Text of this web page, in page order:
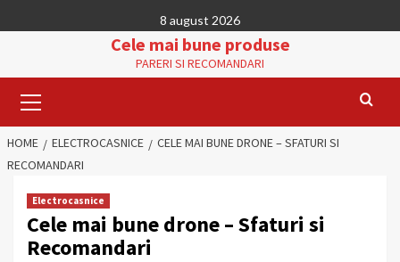
to
8 august 2026
Cele mai bune produse
PARERI SI RECOMANDARI
Menu
HOME ELECTROCASNICE
CELE MAI BUNE DRONE – SFATURI SI
RECOMANDARI
Electrocasnice
Cele mai bune drone – Sfaturi si
Recomandari